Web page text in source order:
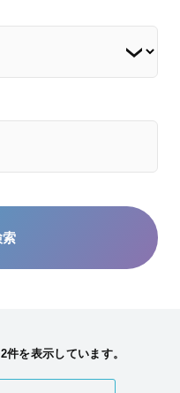
を表示しています。